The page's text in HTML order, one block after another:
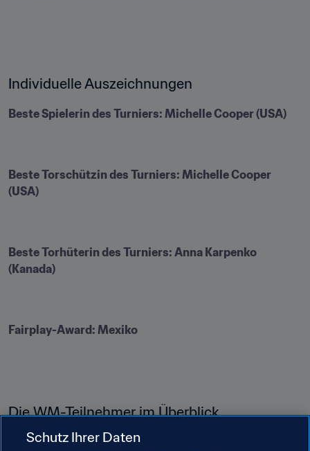
Individuelle Auszeichnungen
Beste Spielerin des Turniers: Michelle Cooper (USA)
Beste Torschützin des Turniers: Michelle Cooper
(USA)
Beste Torhüterin des Turniers: Anna Karpenko
(Kanada)
Fairplay-Award: Mexiko
Die WM-Teilnehmer im Überblick
Mit dem Concacaf-Trio, Titelverteidiger Japan, Korea
Schutz Ihrer Daten